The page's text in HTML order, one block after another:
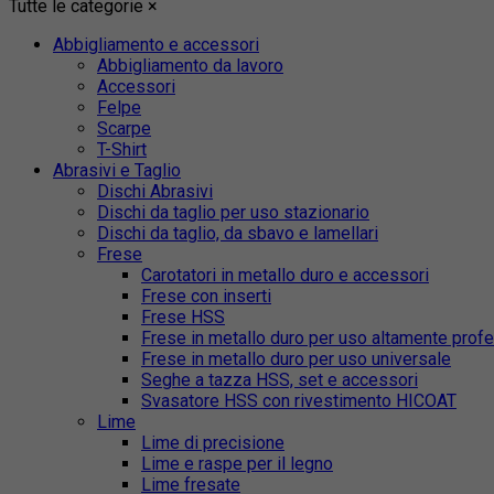
Tutte le categorie ×
Abbigliamento e accessori
Abbigliamento da lavoro
Accessori
Felpe
Scarpe
T-Shirt
Abrasivi e Taglio
Dischi Abrasivi
Dischi da taglio per uso stazionario
Dischi da taglio, da sbavo e lamellari
Frese
Carotatori in metallo duro e accessori
Frese con inserti
Frese HSS
Frese in metallo duro per uso altamente
Frese in metallo duro per uso universale
Seghe a tazza HSS, set e accessori
Svasatore HSS con rivestimento HICOAT
Lime
Lime di precisione
Lime e raspe per il legno
Lime fresate